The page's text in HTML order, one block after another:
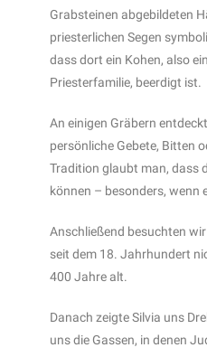
Grabsteinen abgebildeten
priesterlichen Segen
dass dort ein Kohen, also
Priesterfamilie, beerdigt ist.
An einigen Gräbern
persönliche Gebete, Bitten
Tradition glaubt man, dass
können – besonders, wenn
Anschließend besuchten
seit dem 18. Jahrhundert
400 Jahre alt.
Danach zeigte Silvia uns
uns die Gassen, in denen